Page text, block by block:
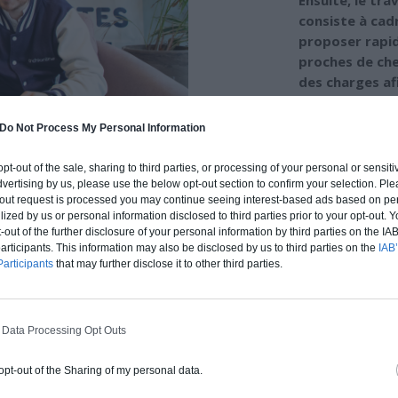
Do Not Process My Personal Information
out of the sale, sharing to third parties, or processing of your personal or
by us, please use the below opt-out section to confirm your selection.
request is processed you may continue seeing interest-based ads based on
by us or personal information disclosed to third parties prior to your opt-out.
of the further disclosure of your personal information by third parties on the
This information may also be disclosed by us to third parties on the
that may further disclose it to other third parties.
Processing Opt Outs
out of the Sharing of my personal data.
consiste à
proposer
proches de
des charges
Enfin, grâce
nous vous
NOS PRINCIPES ÉTHIQUES
et l’éthique commerciale.
notre réputation et sont
des travaux mais aussi les difficultés qui
nous en faisons un devoir. Nos experts